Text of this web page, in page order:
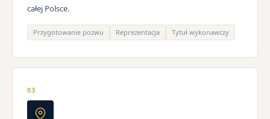
całej Polsce.
Przygotowanie pozwu Reprezentacja Tytuł wykonawczy
03